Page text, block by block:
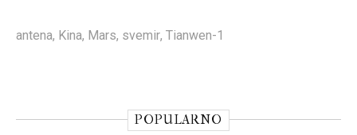
antena, Kina, Mars, svemir, Tianwen-1
POPULARNO